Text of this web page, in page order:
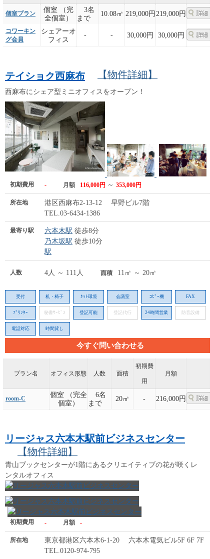
個室プラン
個室 （完
全個室）
3名
まで
10.08㎡ 219,000円 219,000円
コワーキン
グ会員
シェアーオ
フィス
- - 30,000円 30,000円
テイショク西麻布 【物件詳細】
西麻布にシェア型ミニオフィスをオープン！
初期費用 - 月額 116,000円 ～ 353,000円
所在地
港区西麻布2-13-12 早野ビル7階
TEL.03-6434-1386
最寄り駅 六本木駅 徒歩8分
乃木坂駅 徒歩10分
駅
人数 4人 ～ 111人 面積 11㎡ ～ 20㎡
受付 机・椅子 ﾈｯﾄ環境 会議室 ｺﾋﾟｰ機 FAX
ﾌﾟﾘﾝﾀｰ 秘書ｻｰﾋﾞｽ 登記可能 登記代行 24時間営業 防音設備
電話対応 時間貸し
今すぐ問い合わせる
プラン名 オフィス形態 人数 面積
初期費
用
月額
room-C
個室 （完全
個室）
6名
まで
20㎡ - 216,000円
リージャス六本木駅前ビジネスセンター
【物件詳細】
青山ブックセンターが1階にあるクリエイティブの花が咲くレ
ンタルオフィス
初期費用 - 月額 -
所在地
東京都港区六本木6-1-20 六本木電気ビル5F 6F 7F
TEL.0120-974-795